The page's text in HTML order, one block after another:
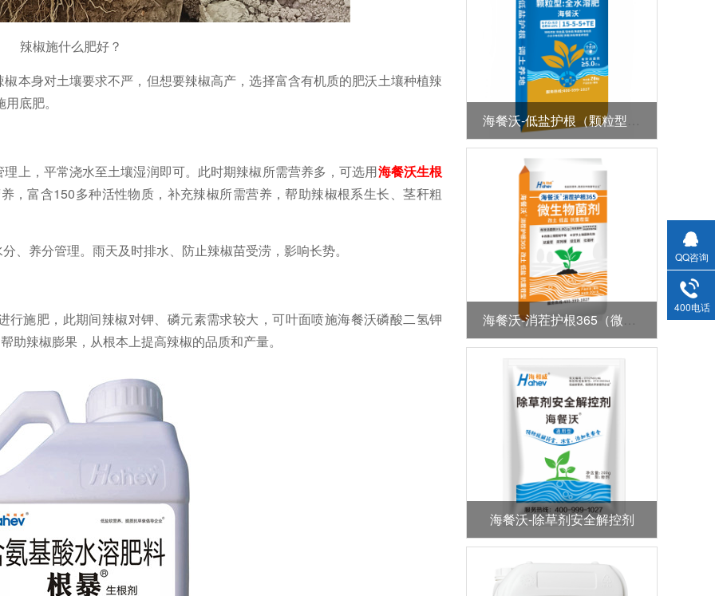
辣椒施什么肥好？
本身对土壤要求不严，但想要辣椒高产，选择富含有机质的肥沃土壤种植辣
底肥。
上，平常浇水至土壤湿润即可。 此时期辣椒所需营养多，可选用海餐沃生根
，富含150多种活性物质，补充辣椒所需营养，帮助辣椒根系生长、茎秆粗
、养分管理。雨天及时排水、防止辣椒苗受涝，影响长势。
施肥，此期间辣椒对钾、磷元素需求较大，可叶面喷施海餐沃磷酸二氢钾
辣椒膨果，从根本上提高辣椒的品质和产量。
海餐沃-低盐护根（颗粒型全水溶肥）
海餐沃-消茬护根365（微生物菌剂）
海餐沃-除草剂安全解控剂
QQ咨询
400电话